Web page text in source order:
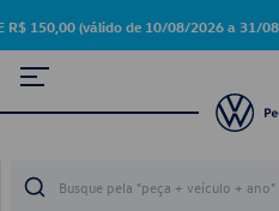
R$ 150,00 (válido de 10/08/2026 a 31/